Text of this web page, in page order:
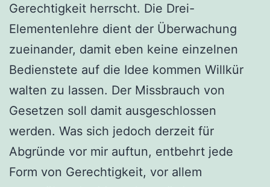
Gerechtigkeit herrscht. Die Drei-
Elementenlehre dient der Überwachung
zueinander, damit eben keine einzelnen
Bedienstete auf die Idee kommen Willkür
walten zu lassen. Der Missbrauch von
Gesetzen soll damit ausgeschlossen
werden. Was sich jedoch derzeit für
Abgründe vor mir auftun, entbehrt jede
Form von Gerechtigkeit, vor allem